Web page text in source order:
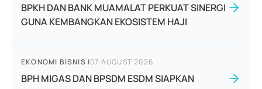
BPKH DAN BANK MUAMALAT PERKUAT SINERGI
GUNA KEMBANGKAN EKOSISTEM HAJI
EKONOMI BISNIS |07 AUGUST 2026
BPH MIGAS DAN BPSDM ESDM SIAPKAN